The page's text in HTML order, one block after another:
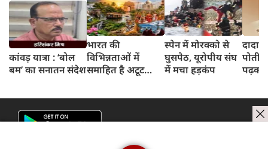
कांवड़ यात्रा : ‘बोल
बम’ का सनातन संदेश
भारत की
विभिन्नताओं में
समाहित है अटूट
स्पेन में मोरक्को से
घुसपैठ, यूरोपीय संघ
में मचा हड़कंप
पोती